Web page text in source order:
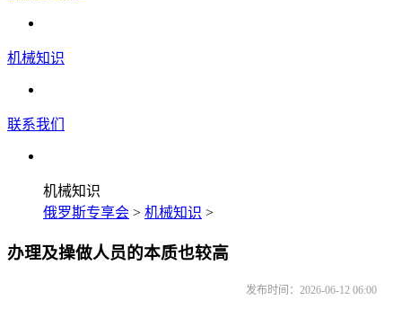
机械知识
联系我们
机械知识
俄罗斯专享会 > 机械知识 >
办理及操做人员的本质也较高
发布时间：2026-06-12 06:00